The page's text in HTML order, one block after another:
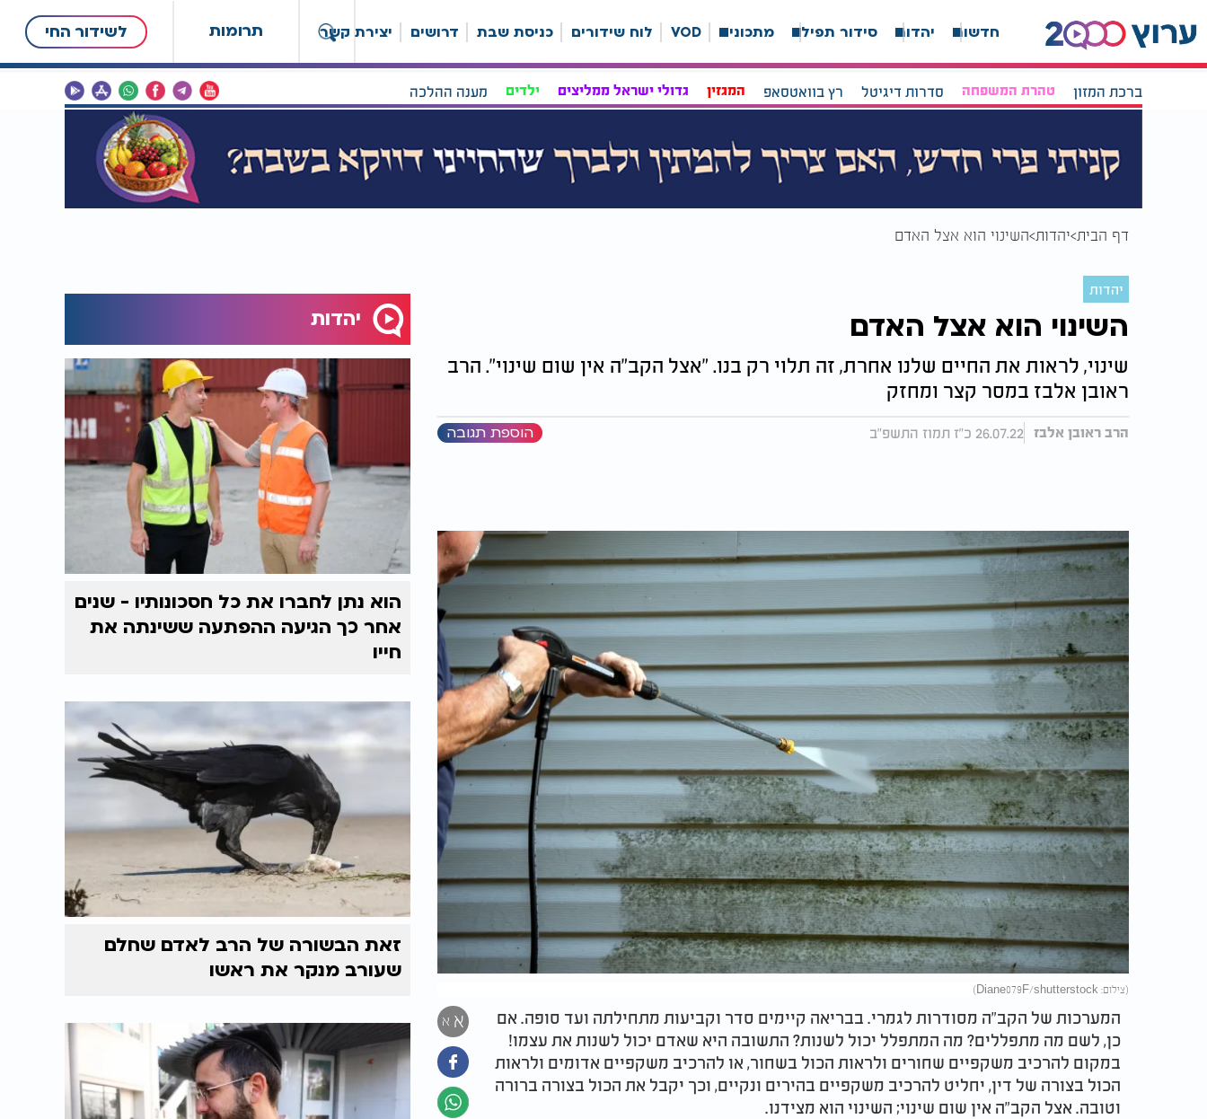
תרומות לשידור החי חדשות יהדות סידור תפילה מתכונים VOD לוח שידורים כניסת שבת דרושים יצירת קשר
ברכת המזון טהרת המשפחה סדרות דיגיטל רץ בוואטסאפ המגזין גדולי ישראל ממליצים ילדים מענה ההלכה
דף הבית יהדות השינוי הוא אצל האדם
יהדות
השינוי הוא אצל האדם
שינוי, לראות את החיים שלנו אחרת, זה תלוי רק בנו. "אצל הקב"ה אין שום שינוי". הרב
ראובן אלבז במסר קצר ומחזק
הרב ראובן אלבז 26.07.22 כ"ז תמוז התשפ"ב הוספת תגובה
(צילום: Diane079F/shutterstock)
א א
המערכות של הקב"ה מסודרות לגמרי. בבריאה קיימים סדר וקביעות מתחילתה ועד סופה. אם
כן, לשם מה מתפללים? מה המתפלל יכול לשנות? התשובה היא שאדם יכול לשנות את עצמו!
במקום להרכיב משקפיים שחורים ולראות הכול בשחור, או להרכיב משקפיים אדומים ולראות
הכול בצורה של דין, יחליט להרכיב משקפיים בהירים ונקיים, וכך יקבל את הכול בצורה ברורה
וטובה. אצל הקב"ה אין שום שינוי; השינוי הוא מצידנו.
יהדות
הוא נתן לחברו את כל חסכונותיו - שנים
אחר כך הגיעה ההפתעה ששינתה את
חייו
זאת הבשורה של הרב לאדם שחלם
שעורב מנקר את ראשו